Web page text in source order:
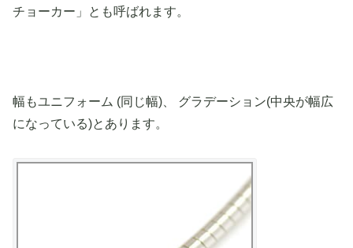
チョーカー」とも呼ばれます。
幅もユニフォーム (同じ幅)、 グラデーション(中央が幅広
になっている)とあります。